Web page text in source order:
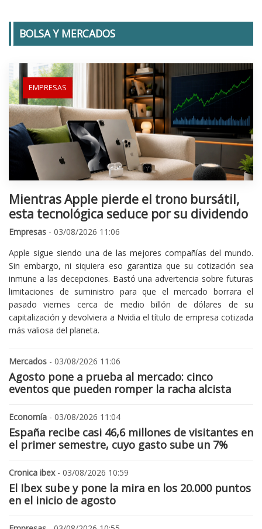
BOLSA Y MERCADOS
EMPRESAS
Mientras Apple pierde el trono bursátil,
esta tecnológica seduce por su dividendo
Empresas - 03/08/2026 11:06
Apple sigue siendo una de las mejores compañías del mundo.
Sin embargo, ni siquiera eso garantiza que su cotización sea
inmune a las decepciones. Bastó una advertencia sobre futuras
limitaciones de suministro para que el mercado borrara el
pasado viernes cerca de medio billón de dólares de su
capitalización y devolviera a Nvidia el título de empresa cotizada
más valiosa del planeta.
Mercados - 03/08/2026 11:06
Agosto pone a prueba al mercado: cinco
eventos que pueden romper la racha alcista
Economía - 03/08/2026 11:04
España recibe casi 46,6 millones de visitantes en
el primer semestre, cuyo gasto sube un 7%
Cronica ibex- 03/08/2026 10:59
El Ibex sube y pone la mira en los 20.000 puntos
en el inicio de agosto